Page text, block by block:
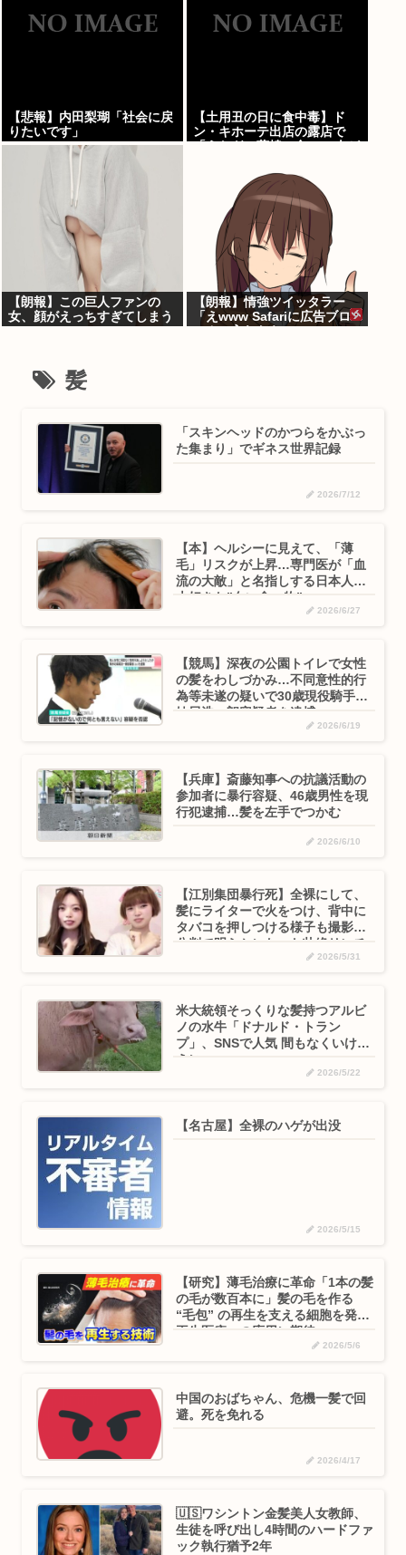
【悲報】内田梨瑚「社会に戻
りたいです」
【土用丑の日に食中毒】ド
ン・キホーテ出店の露店で
【朗報】この巨人ファンの
女、顔がえっちすぎてしまう
【朗報】情強ツイッタラー
「えwww Safariに広告ブロ
髪
「スキンヘッドのかつらをかぶっ
た集まり」でギネス世界記録
2026/7/12
【本】ヘルシーに見えて、「薄
毛」リスクが上昇…専門医が「血
流の大敵」と名指しする日本人が
大好きな”白い食べ物”
2026/6/27
【競馬】深夜の公園トイレで女性
の髪をわしづかみ…不同意性的行
為等未遂の疑いで30歳現役騎手・
妹尾浩一朗容疑者を逮捕
2026/6/19
【兵庫】斎藤知事への抗議活動の
参加者に暴行容疑、46歳男性を現
行犯逮捕…髪を左手でつかむ
2026/6/10
【江別集団暴行死】全裸にして、
髪にライターで火をつけ、背中に
タバコを押しつける様子も撮影…
公判で明らかになった壮絶リンチ
2026/5/31
米大統領そっくりな髪持つアルビ
ノの水牛「ドナルド・トラン
プ」、SNSで人気 間もなくいけに
えに
2026/5/22
【名古屋】全裸のハゲが出没
2026/5/15
【研究】薄毛治療に革命「1本の髪
の毛が数百本に」髪の毛を作る
“毛包” の再生を支える細胞を発見
再生医療への応用に期待
2026/5/6
中国のおばちゃん、危機一髪で回
避。死を免れる
2026/4/17
🇺🇸ワシントン金髪美人女教師、
生徒を呼び出し4時間のハードファ
ック執行猶予2年